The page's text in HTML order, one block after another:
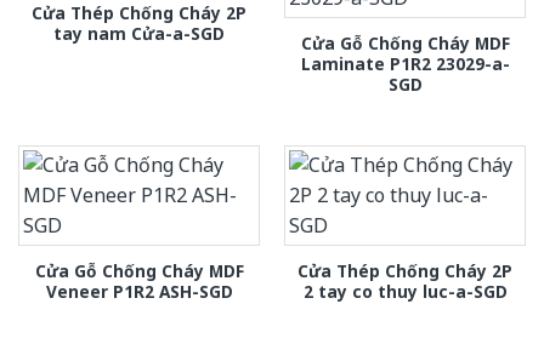
Cửa Thép Chống Cháy 2P
tay nam Cửa-a-SGD
Cửa Gỗ Chống Cháy MDF
Laminate P1R2 23029-a-
SGD
Cửa Gỗ Chống Cháy MDF
Veneer P1R2 ASH-SGD
Cửa Thép Chống Cháy 2P
2 tay co thuy luc-a-SGD